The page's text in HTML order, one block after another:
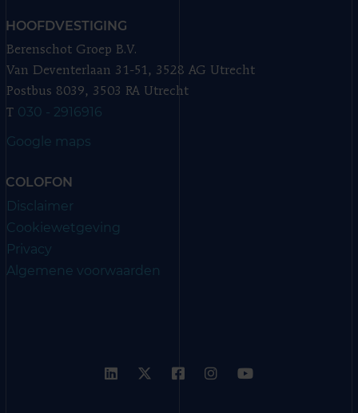
HOOFDVESTIGING
Berenschot Groep B.V.
Van Deventerlaan 31-51, 3528 AG Utrecht
Postbus 8039, 3503 RA Utrecht
T 030 - 2916916
Google maps
COLOFON
Disclaimer
Cookiewetgeving
Privacy
Algemene voorwaarden